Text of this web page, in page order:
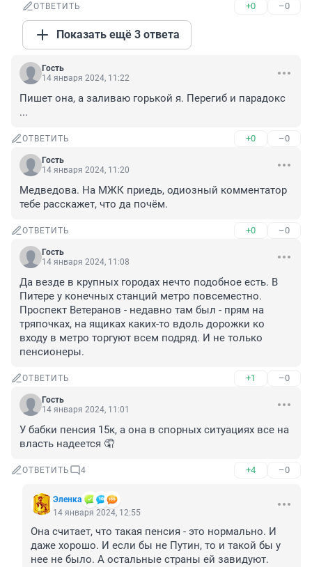
ОТВЕТИТЬ +0 –0
Показать ещё 3 ответа
Гость
14 января 2024, 11:22
Пишет она, а заливаю горькой я. Перегиб и парадокс
...
ОТВЕТИТЬ +0 –0
Гость
14 января 2024, 11:20
Медведова. На МЖК приедь, одиозный комментатор
тебе расскажет, что да почём.
ОТВЕТИТЬ +0 –0
Гость
14 января 2024, 11:08
Да везде в крупных городах нечто подобное есть. В
Питере у конечных станций метро повсеместно.
Проспект Ветеранов - недавно там был - прям на
тряпочках, на ящиках каких-то вдоль дорожки ко
входу в метро торгуют всем подряд. И не только
пенсионеры.
ОТВЕТИТЬ +1 –0
Гость
14 января 2024, 11:01
У бабки пенсия 15к, а она в спорных ситуациях все на
власть надеется 🤦
ОТВЕТИТЬ 4 +4 –0
Эленка
14 января 2024, 12:55
Она считает, что такая пенсия - это нормально. И
даже хорошо. И если бы не Путин, то и такой бы у
нее не было. А остальные страны ей завидуют.